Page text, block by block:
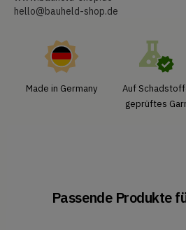
hello@bauheld-shop.de
Made in Germany
Auf
geprüftes
Passende Produkte